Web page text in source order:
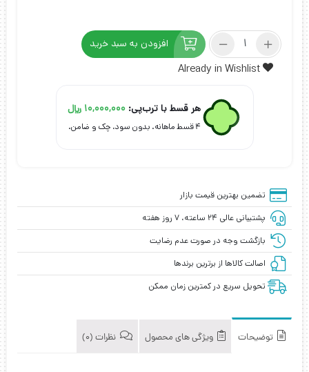
چادر
توسان
افزودن به سبد خرید
Already in Wishlist
هر قسط با ترب‌پی:10,000,000 ﷼
۴ قسط ماهانه. بدون سود، چک و ضامن.
تضمین بهترین قیمت بازار
پشتیبانی عالی ۲۴ ساعته، ۷ روز هفته
بازگشت وجه در صورت عدم رضایت
اصالت کالاها از برترین برندها
تحویل سریع در کمترین زمان ممکن
توضیحات ویژگی های محصول نظرات (0)